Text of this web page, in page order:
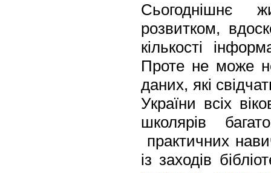
Сьогоднішнє
розвитком,
кількості
Проте не може
даних, які
України всіх
школярів
практичних
із заходів